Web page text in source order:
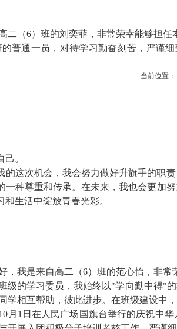
当前位置：
二（6）班的刘奕菲，非常荣幸能够担任
的普通一员，对待学习勤奋刻苦，严谨
。
的这次机会，我会努力做好升旗手的职
一种尊重和传承。在未来，我也会更加
生活中绽放青春光彩。
，我是来自高二（6）班的范心怡，非常
级的学习委员，我始终以"学向勤中得"
学相互帮助，彼此进步。在班级建设中
月 1 日在人民广场国旗台举行的庆祝中